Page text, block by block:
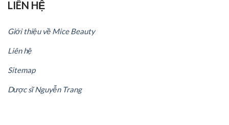
LIÊN HỆ
Giới thiệu về Mice Beauty
Liên hệ
Sitemap
Dược sĩ Nguyễn Trang